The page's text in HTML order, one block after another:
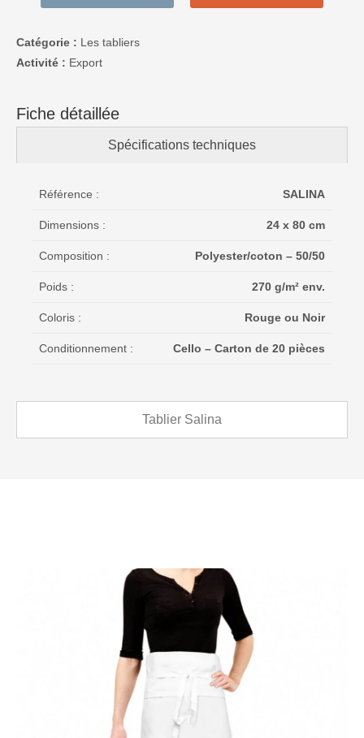
Catégorie : Les tabliers
Activité : Export
Fiche détaillée
Spécifications techniques
Tablier Salina
Référence : SALINA
Dimensions : 24 x 80 cm
Composition : Polyester/coton – 50/50
Poids : 270 g/m² env.
Coloris : Rouge ou Noir
Conditionnement : Cello – Carton de 20 pièces